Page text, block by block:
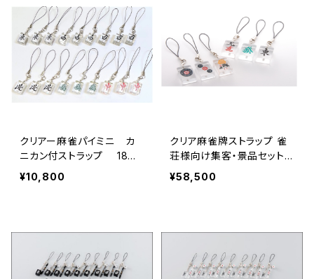
クリアー麻雀パイミニ カ
ニカン付ストラップ 18個
入り 【JＡ-6175】
¥10,800
クリア麻雀牌ストラップ 雀
荘様向け集客・景品セット 1
00個入り 【コード：c-jset
100】
¥58,500